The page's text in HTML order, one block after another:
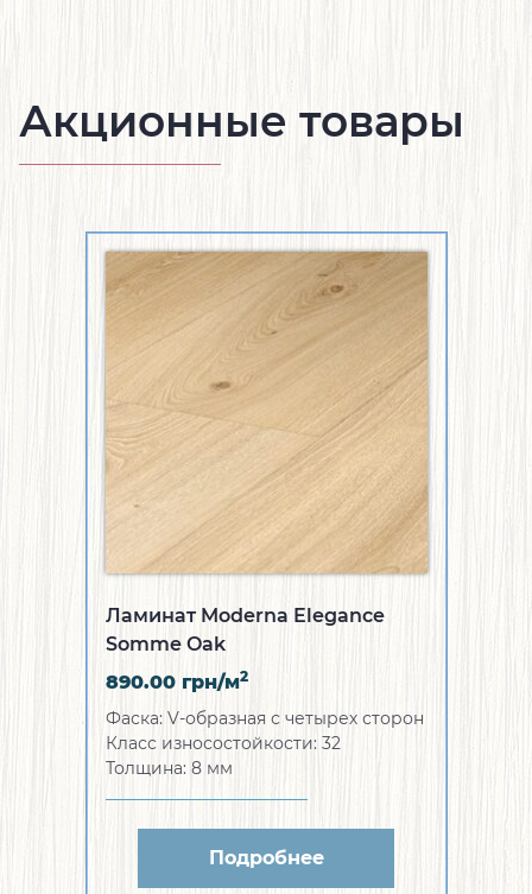
Акционные товары
Ламинат Moderna Elegance
Somme Oak
890.00 грн/м2
Фаска: V-образная с четырех сторон
Класс износостойкости: 32
Толщина: 8 мм
Подробнее